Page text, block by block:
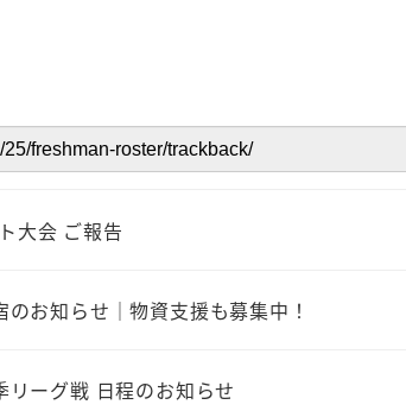
大会 ご報告
お知らせ｜物資支援も募集中！
リーグ戦 日程のお知らせ